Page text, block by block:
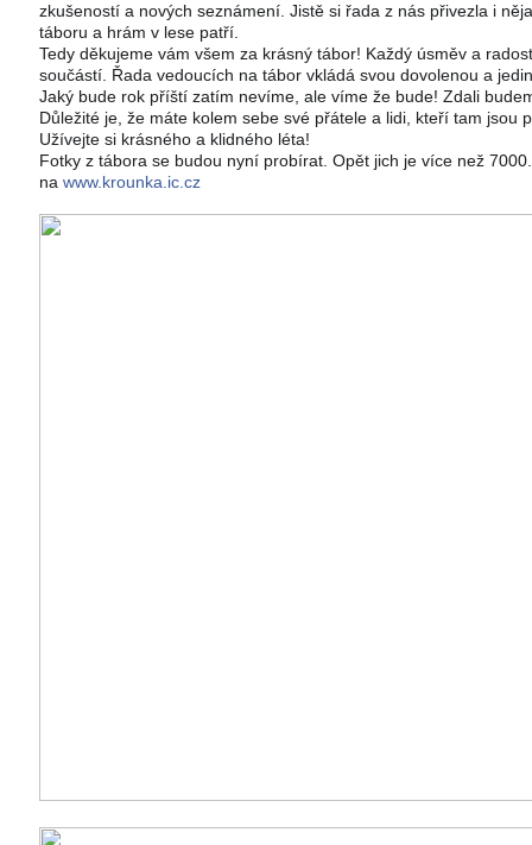
zkušeností a nových seznámení. Jistě si řada z nás přivezla i
táboru a hrám v lese patří.
Tedy děkujeme vám všem za krásný tábor! Každý úsměv a
součástí. Řada vedoucích na tábor vkládá svou dovolenou a
Jaký bude rok příští zatím nevíme, ale víme že bude! Zdali
Důležité je, že máte kolem sebe své přátele a lidi, kteří tam jsou
Užívejte si krásného a klidného léta!
Fotky z tábora se budou nyní probírat. Opět jich je více než
na www.krounka.ic.cz